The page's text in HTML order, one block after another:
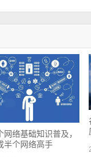
网络基础知识普及，
半个网络高手